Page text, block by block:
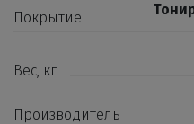
Покрытие
Вес, кг
Производитель